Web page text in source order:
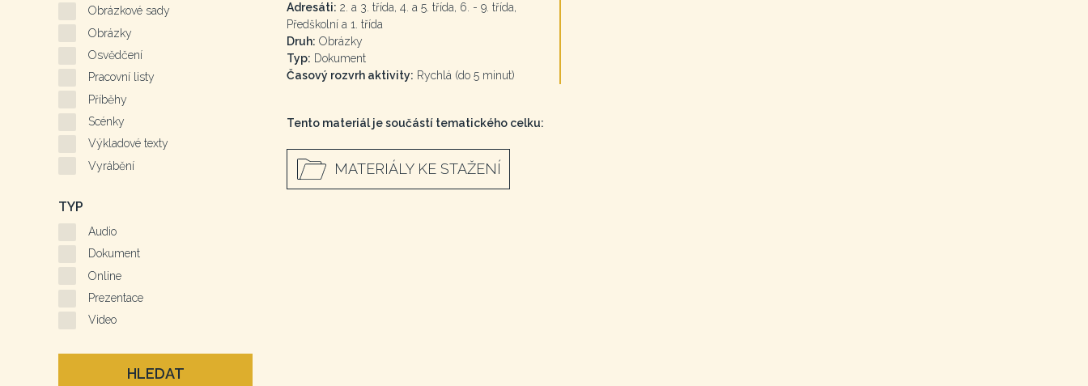
Adresáti: 2. a 3. třída, 4. a 5. třída, 6. - 9. třída,
Předškolní a 1. třída
Druh: Obrázky
Typ: Dokument
Časový rozvrh aktivity: Rychlá (do 5 minut)
Tento materiál je součástí tematického celku:
MATERIÁLY KE STAŽENÍ
Obrázkové sady
Obrázky
Osvědčení
Pracovní listy
Příběhy
Scénky
Výkladové texty
Vyrábění
TYP
Audio
Dokument
Online
Prezentace
Video
HLEDAT